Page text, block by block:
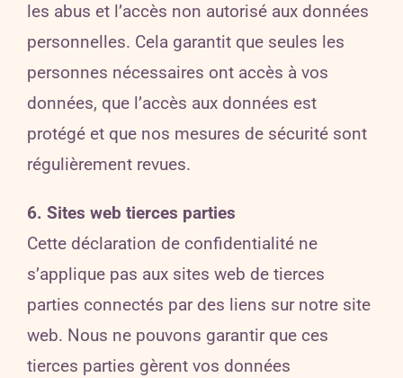
les abus et l’accès non autorisé aux données
personnelles. Cela garantit que seules les
personnes nécessaires ont accès à vos
données, que l’accès aux données est
protégé et que nos mesures de sécurité sont
régulièrement revues.
6. Sites web tierces parties
Cette déclaration de confidentialité ne
s’applique pas aux sites web de tierces
parties connectés par des liens sur notre site
web. Nous ne pouvons garantir que ces
tierces parties gèrent vos données